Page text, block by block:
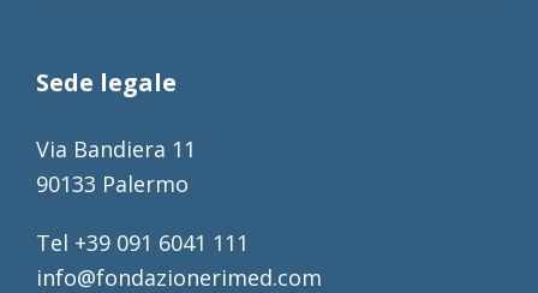
Sede legale
Via Bandiera 11
90133 Palermo
Tel +39 091 6041 111
info@fondazionerimed.com